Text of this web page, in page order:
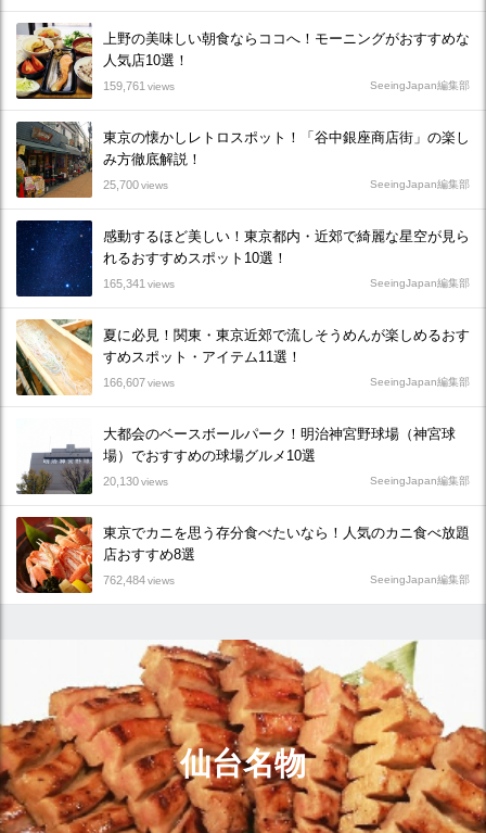
上野の美味しい朝食ならココへ！モーニングがおすすめな
人気店10選！
159,761 views SeeingJapan編集部
東京の懐かしレトロスポット！「谷中銀座商店街」の楽し
み方徹底解説！
25,700views SeeingJapan編集部
感動するほど美しい！東京都内・近郊で綺麗な星空が見ら
れるおすすめスポット10選！
165,341 views SeeingJapan編集部
夏に必見！関東・東京近郊で流しそうめんが楽しめるおす
すめスポット・アイテム11選！
166,607views SeeingJapan編集部
大都会のベースボールパーク！明治神宮野球場（神宮球
場）でおすすめの球場グルメ10選
20,130views SeeingJapan編集部
東京でカニを思う存分食べたいなら！人気のカニ食べ放題
店おすすめ8選
762,484views SeeingJapan編集部
仙台名物